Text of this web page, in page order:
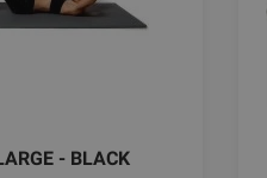
- BLACK